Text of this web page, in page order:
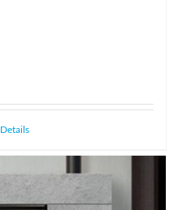
Details